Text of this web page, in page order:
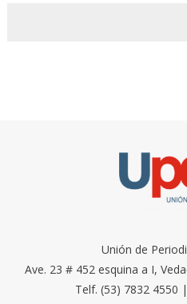
Unión de
Ave. 23 # 452 esquina a I,
Telf. (53) 7832 4550